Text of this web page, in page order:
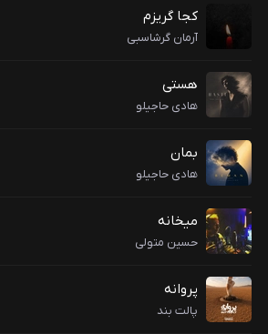
کجا گریزم
آرمان گرشاسبی
هستی
هادی حاجیلو
بمان
هادی حاجیلو
میخانه
حسین متولی
پروانه
پالت بند